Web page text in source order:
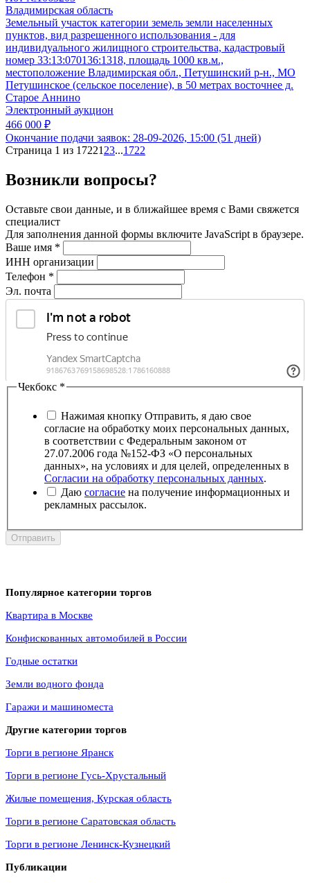
Владимирская область
Земельный участок категории земель земли населенных
пунктов, вид разрешенного использования - для
индивидуального жилищного строительства, кадастровый
номер 33:13:070136:1318, площадь 1000 кв.м.,
местоположение Владимирская обл., Петушинский р-н., МО
Петушинское (сельское поселение), в 50 метрах восточнее д.
Старое Аннино
Электронный аукцион
466 000 ₽
Окончание подачи заявок: 28-09-2026, 15:00 (51 дней)
Страница 1 из 17221 23...1722
Возникли вопросы?
Оставьте свои данные, и в ближайшее время с Вами свяжется
специалист
Для заполнения данной формы включите JavaScript в браузере.
Ваше имя *
ИНН организации
Телефон *
Эл. почта
Чекбокс *
Нажимая кнопку Отправить, я даю свое
согласие на обработку моих персональных данных,
в соответствии с Федеральным законом от
27.07.2006 года №152-ФЗ «О персональных
данных», на условиях и для целей, определенных в
Согласии на обработку персональных данных.
Даю согласие на получение информационных и
рекламных рассылок.
Отправить
Популярное категории торгов
Квартира в Москве
Конфискованных автомобилей в России
Годные остатки
Земли водного фонда
Гаражи и машиноместа
Другие категории торгов
Торги в регионе Яранск
Торги в регионе Гусь-Хрустальный
Жилые помещения, Курская область
Торги в регионе Саратовская область
Торги в регионе Ленинск-Кузнецкий
Публикации